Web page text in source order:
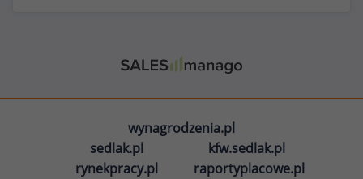
wynagrodzenia.pl
sedlak.pl
kfw.sedlak.pl
rynekpracy.pl
raportyplacowe.pl